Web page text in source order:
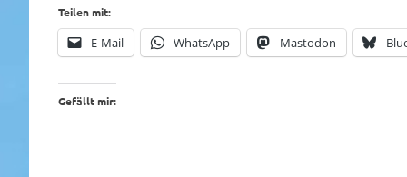
Teilen mit:
E-Mail WhatsApp Mastodon
Gefällt mir: